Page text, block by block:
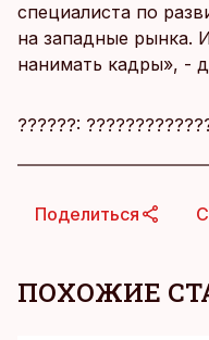
специалиста по
на западные рынка.
нанимать кадры», -
??????:
Поделиться
ПОХОЖИЕ